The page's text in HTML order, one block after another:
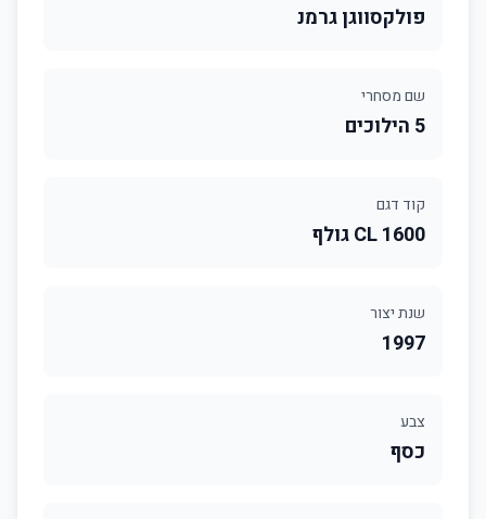
פולקסווגן גרמנ
שם מסחרי
5 הילוכים
קוד דגם
1600 CL גולף
שנת יצור
1997
צבע
כסף